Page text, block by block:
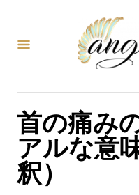
首の痛み
アルな意
釈）